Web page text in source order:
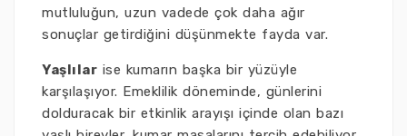
mutluluğun, uzun vadede çok daha ağır
sonuçlar getirdiğini düşünmekte fayda var.
Yaşlılar ise kumarın başka bir yüzüyle
karşılaşıyor. Emeklilik döneminde, günlerini
dolduracak bir etkinlik arayışı içinde olan bazı